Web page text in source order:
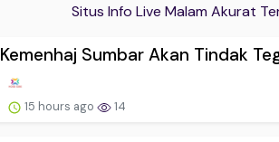
Situs Info Live Malam Akurat
Kemenhaj Sumbar Akan Tindak
15 hours ago 14